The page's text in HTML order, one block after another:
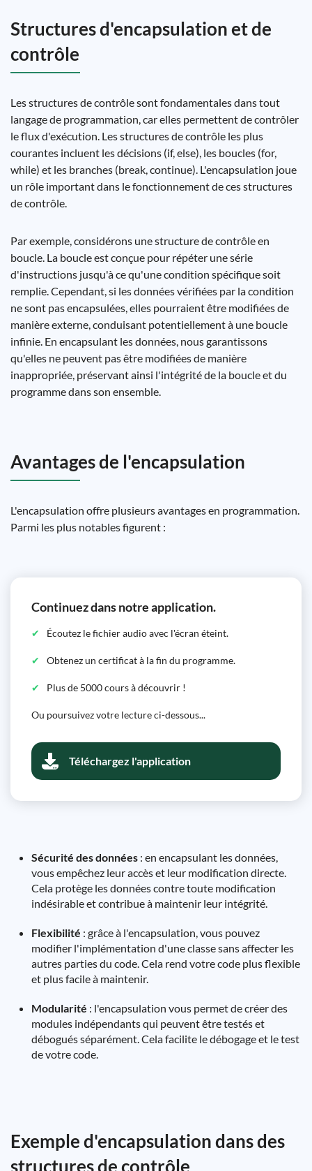
Structures d'encapsulation et de
contrôle
Les structures de contrôle sont fondamentales dans tout
langage de programmation, car elles permettent de contrôler
le flux d'exécution. Les structures de contrôle les plus
courantes incluent les décisions (if, else), les boucles (for,
while) et les branches (break, continue). L'encapsulation joue
un rôle important dans le fonctionnement de ces structures
de contrôle.
Par exemple, considérons une structure de contrôle en
boucle. La boucle est conçue pour répéter une série
d'instructions jusqu'à ce qu'une condition spécifique soit
remplie. Cependant, si les données vérifiées par la condition
ne sont pas encapsulées, elles pourraient être modifiées de
manière externe, conduisant potentiellement à une boucle
infinie. En encapsulant les données, nous garantissons
qu'elles ne peuvent pas être modifiées de manière
inappropriée, préservant ainsi l'intégrité de la boucle et du
programme dans son ensemble.
Avantages de l'encapsulation
L'encapsulation offre plusieurs avantages en programmation.
Parmi les plus notables figurent :
Continuez dans notre application.
Écoutez le fichier audio avec l'écran éteint.
Obtenez un certificat à la fin du programme.
Plus de 5000 cours à découvrir !
Ou poursuivez votre lecture ci-dessous...
Téléchargez l'application
Sécurité des données : en encapsulant les données,
vous empêchez leur accès et leur modification directe.
Cela protège les données contre toute modification
indésirable et contribue à maintenir leur intégrité.
Flexibilité : grâce à l'encapsulation, vous pouvez
modifier l'implémentation d'une classe sans affecter les
autres parties du code. Cela rend votre code plus flexible
et plus facile à maintenir.
Modularité : l'encapsulation vous permet de créer des
modules indépendants qui peuvent être testés et
débogués séparément. Cela facilite le débogage et le test
de votre code.
Exemple d'encapsulation dans des
structures de contrôle